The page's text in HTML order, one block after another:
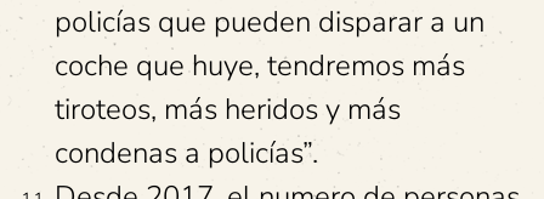
policías que pueden disparar a un
coche que huye, tendremos más
tiroteos, más heridos y más
condenas a policías”.